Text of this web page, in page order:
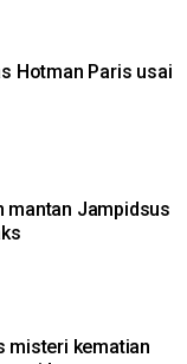
Hotman Paris usai
mantan Jampidsus
misteri kematian